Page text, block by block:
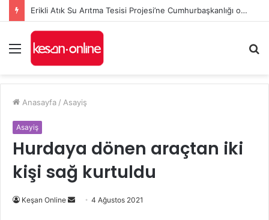
Erikli Atık Su Arıtma Tesisi Projesi’ne Cumhurbaşkanlığı onayı
Menü
...
Anasayfa / Asayiş
Asayiş
Hurdaya dönen araçtan iki
kişi sağ kurtuldu
Keşan Online
Bir
4 Ağustos 2021